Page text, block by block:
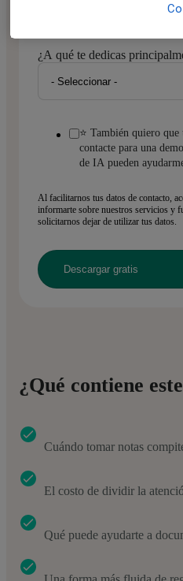
¿A qué te dedicas
⭐ También quiero que
contacte para una
de IA pueden
Al facilitarnos tus datos de contacto,
informarte sobre nuestros servicios y
solicitarnos dejar de utilizar tus datos.
¿Qué contiene
Cuándo tomar notas
El costo de dividir la
Qué puede ayudarte a